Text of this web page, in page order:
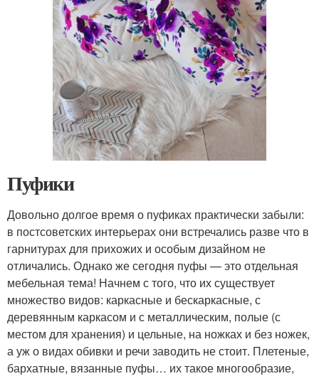
Пуфики
Довольно долгое время о пуфиках практически забыли:
в постсоветских интерьерах они встречались разве что в
гарнитурах для прихожих и особым дизайном не
отличались. Однако же сегодня пуфы — это отдельная
мебельная тема! Начнем с того, что их существует
множество видов: каркасные и бескаркасные, с
деревянным каркасом и с металлическим, полые (с
местом для хранения) и цельные, на ножках и без ножек,
а уж о видах обивки и речи заводить не стоит. Плетеные,
бархатные, вязанные пуфы… их такое многообразие,